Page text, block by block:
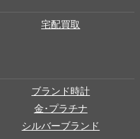
宅配買取
ブランド時計
金･プラチナ
シルバーブランド